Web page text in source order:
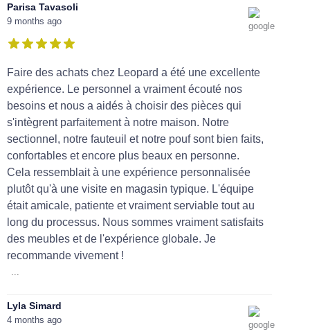
Parisa Tavasoli
9 months ago
Faire des achats chez Leopard a été une excellente
expérience. Le personnel a vraiment écouté nos
besoins et nous a aidés à choisir des pièces qui
s'intègrent parfaitement à notre maison. Notre
sectionnel, notre fauteuil et notre pouf sont bien faits,
confortables et encore plus beaux en personne.
Cela ressemblait à une expérience personnalisée
plutôt qu'à une visite en magasin typique. L'équipe
était amicale, patiente et vraiment serviable tout au
long du processus. Nous sommes vraiment satisfaits
des meubles et de l'expérience globale. Je
recommande vivement !
Lyla Simard
4 months ago